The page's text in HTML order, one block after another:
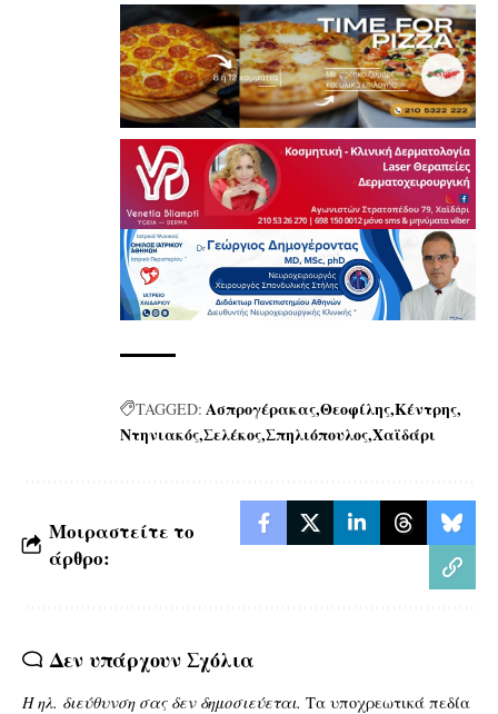
TAGGED: ΑσπρογέρακαςΘεοφίληςΚέντρης
ΝτηνιακόςΣελέκοςΣπηλιόπουλοςΧαϊδάρι
Μοιραστείτε το
άρθρο:
Δεν υπάρχουν Σχόλια
Η ηλ. διεύθυνση σας δεν δημοσιεύεται. Τα υποχρεωτικά πεδία